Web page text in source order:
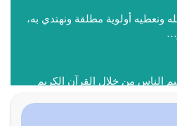
ونعطيه أولوية مطلقة ونهتدي به،
الناس من خلال القرآن الكريم